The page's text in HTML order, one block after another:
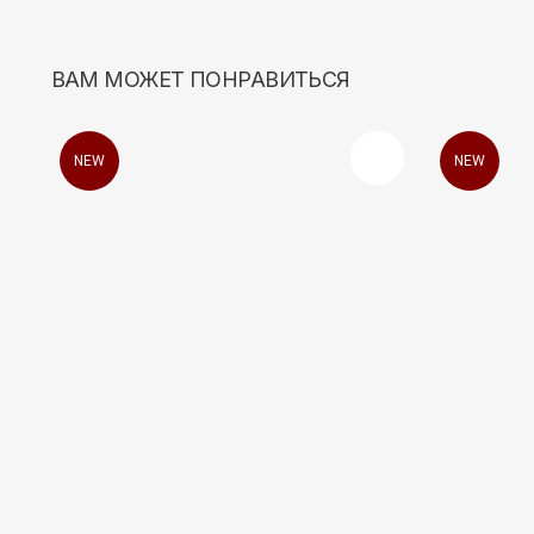
NEW NEW